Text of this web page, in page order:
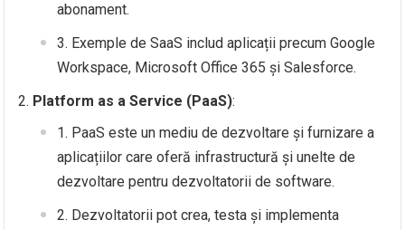
abonament.
Exemple de SaaS includ aplicații precum Google
Workspace, Microsoft Office 365 și Salesforce.
Platform as a Service (PaaS):
PaaS este un mediu de dezvoltare și furnizare a
aplicațiilor care oferă infrastructură și unelte de
dezvoltare pentru dezvoltatorii de software.
Dezvoltatorii pot crea, testa și implementa